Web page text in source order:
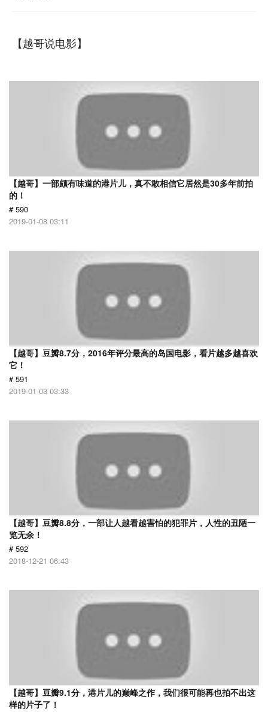
【越哥说电影】
【越哥】一部颇有味道的港片儿，真不敢相信它居然是30多年前拍
的！
# 590
2019-01-08 03:11
【越哥】豆瓣8.7分，2016年评分最高的岛国电影，看片越多越喜欢
它！
# 591
2019-01-03 03:33
【越哥】豆瓣8.8分，一部让人越看越害怕的犯罪片，人性的丑陋一
览无余！
# 592
2018-12-21 06:43
【越哥】豆瓣9.1分，港片儿的巅峰之作，我们很可能再也拍不出这
样的片子了！